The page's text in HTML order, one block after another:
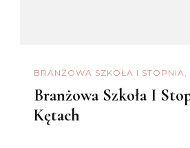
BRANŻOWA SZKOŁA I STOPNIA
Branżowa Szkoła I
Kętach